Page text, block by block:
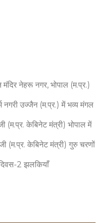
नेहरू नगर, भोपाल (म.प्र.)
उज्जैन (म.प्र.) में भव्य मंगल
केबिनेट मंत्री) भोपाल में
केबिनेट मंत्री) गुरु चरणों
2 झलकियाँ